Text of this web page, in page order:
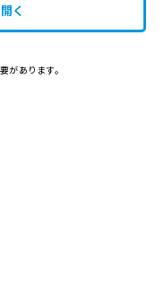
く
があります。